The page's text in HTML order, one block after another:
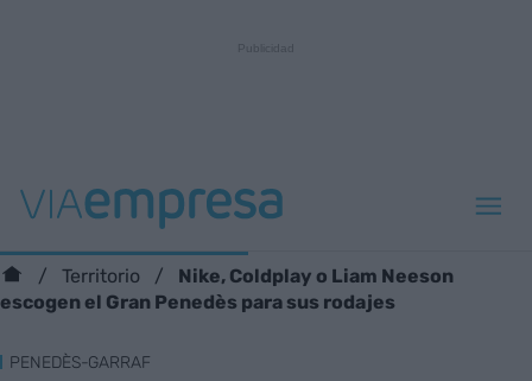
Territorio
Nike, Coldplay o Liam Neeson
escogen el Gran Penedès para sus rodajes
PENEDÈS-GARRAF